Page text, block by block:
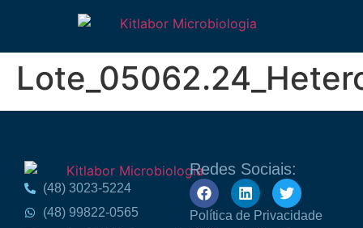
(48) 3023-5224
(48) 99822-0565
Redes Sociais:
Política de Privacidade